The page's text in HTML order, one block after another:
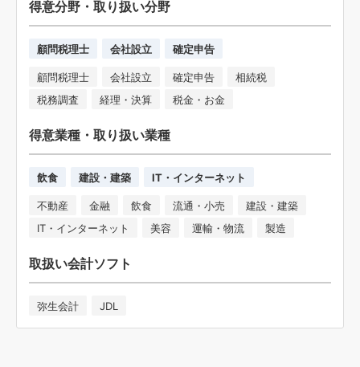
得意分野・取り扱い分野
顧問税理士 会社設立 確定申告
顧問税理士 会社設立 確定申告
相続税
税務調査
経理・決算 税金・お金
得意業種・取り扱い業種
飲食 建設・建築 IT・インターネット
不動産 金融 飲食 流通・小売
建設・建築
IT・インターネット
美容 運輸・物流 製造
取扱い会計ソフト
弥生会計 JDL